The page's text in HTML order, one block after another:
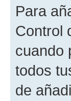
Para
Control
cuando
todos
de